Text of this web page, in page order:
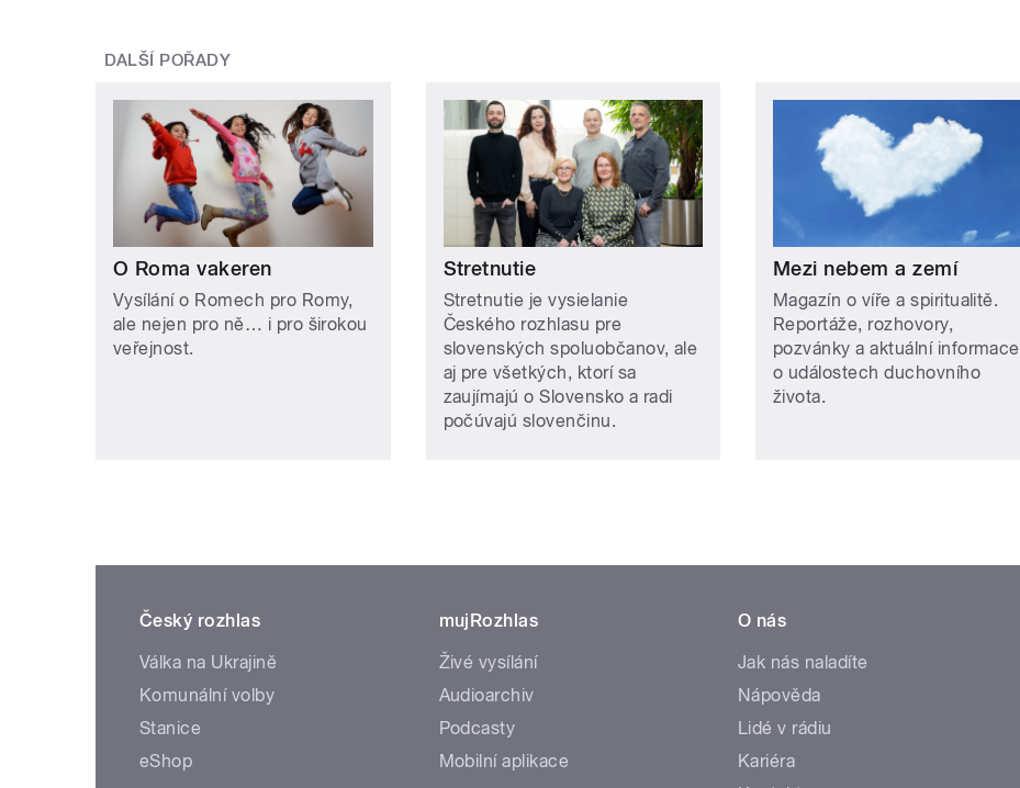
DALŠÍ POŘADY
O Roma vakeren
Vysílání o Romech pro Romy,
ale nejen pro ně… i pro širokou
veřejnost.
Stretnutie
Stretnutie je vysielanie
Českého rozhlasu pre
slovenských spoluobčanov, ale
aj pre všetkých, ktorí sa
zaujímajú o Slovensko a radi
počúvajú slovenčinu.
Mezi nebem a zemí
Magazín o víře a spiritualitě.
Reportáže, rozhovory,
pozvánky a aktuální informace
o událostech duchovního
života.
Český rozhlas
Válka na Ukrajině
Komunální volby
Stanice
eShop
mujRozhlas
Živé vysílání
Audioarchiv
Podcasty
Mobilní aplikace
O nás
Jak nás naladíte
Nápověda
Lidé v rádiu
Kariéra